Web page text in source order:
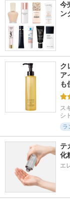
今
ン
ク
ア
も
ス
シ
ラ
テ
化
エ